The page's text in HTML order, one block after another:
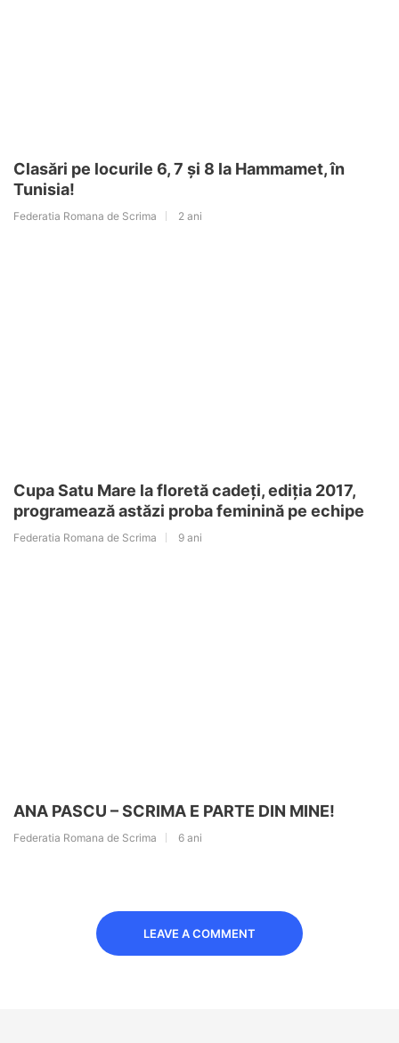
Clasări pe locurile 6, 7 și 8 la Hammamet, în
Tunisia!
Federatia Romana de Scrima 2 ani
Cupa Satu Mare la floretă cadeți, ediția 2017,
programează astăzi proba feminină pe echipe
Federatia Romana de Scrima 9 ani
ANA PASCU – SCRIMA E PARTE DIN MINE!
Federatia Romana de Scrima 6 ani
LEAVE A COMMENT